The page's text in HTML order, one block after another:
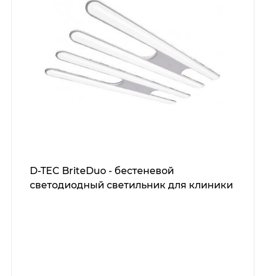
D-TEC BriteDuo - бестеневой
светодиодный светильник для клиники